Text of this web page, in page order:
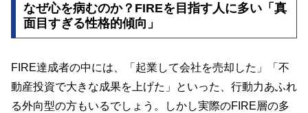
なぜ心を病むのか？FIREを目指す人に多い「真
面目すぎる性格的傾向」
FIRE達成者の中には、「起業して会社を売却した」「不
動産投資で大きな成果を上げた」といった、行動力あふれ
る外向型の方もいるでしょう。しかし実際のFIRE層の多